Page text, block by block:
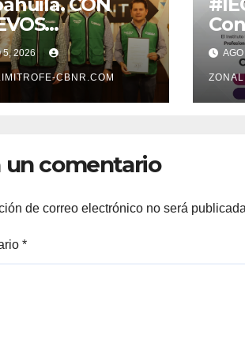
CON
5, 2026
CBNR.COM
un comentario
de correo electrónico no será
*